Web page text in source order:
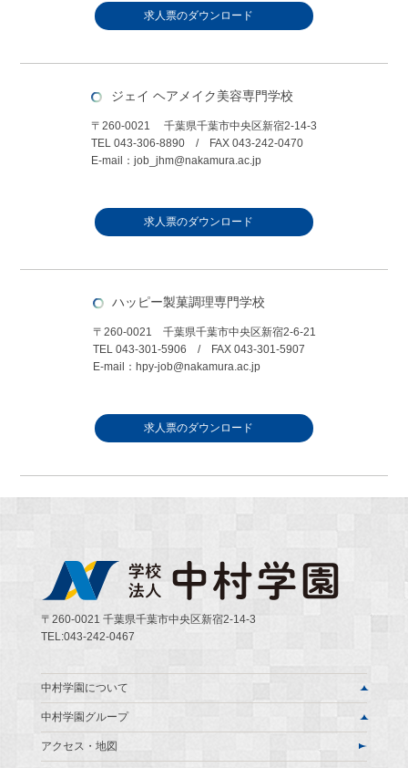
求人票のダウンロード
ジェイ ヘアメイク美容専門学校
〒260-0021 千葉県千葉市中央区新宿2-14-3
TEL 043-306-8890 / FAX 043-242-0470
E-mail：job_jhm@nakamura.ac.jp
求人票のダウンロード
ハッピー製菓調理専門学校
〒260-0021 千葉県千葉市中央区新宿2-6-21
TEL 043-301-5906 / FAX 043-301-5907
E-mail：hpy-job@nakamura.ac.jp
求人票のダウンロード
〒260-0021 千葉県千葉市中央区新宿2-14-3
TEL:043-242-0467
中村学園について
中村学園グループ
アクセス・地図